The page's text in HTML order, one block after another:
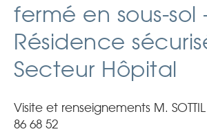
fermé en sous-sol
Résidence
Secteur Hôpital
Visite et renseignements M.
86 68 52